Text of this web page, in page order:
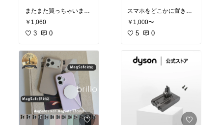
またまた買っちゃいまし
た〜💕
お気に入りのダスキンの
スポンジ🧽✨
ンジは使えない…！
・へたりにくい
・水切れがいい
・少しの洗剤で充分洗え
今回は初めてソフトタイ
プを買ってみました☺️
まだ使ってないけど楽し
￥1,060
3 0
スマホをどこかに置き忘
れることが多いADHDの
私。
この肩掛けの紐を買って
グレーを購入しましたが
合わせやすくて可愛い💕
#買ってよかった
￥1,000〜
5 0